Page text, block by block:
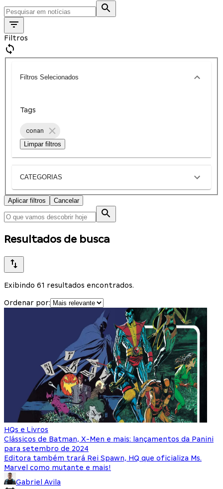
Filtros
Filtros Selecionados
Tags
conan
Limpar filtros
CATEGORIAS
Aplicar filtros Cancelar
Resultados de busca
Exibindo 61 resultados encontrados.
Ordenar por:
HQs e Livros
Clássicos de Batman, X-Men e mais: lançamentos da Panini
para setembro de 2024
Editora também trará Rei Spawn, HQ que oficializa Ms.
Marvel como mutante e mais!
Gabriel Avila